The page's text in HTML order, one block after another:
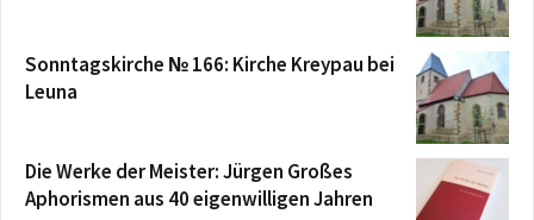
Sonntagskirche № 166: Kirche Kreypau bei
Leuna
Die Werke der Meister: Jürgen Großes
Aphorismen aus 40 eigenwilligen Jahren